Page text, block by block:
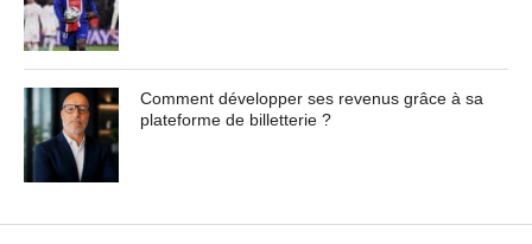
Comment développer ses revenus grâce à sa
plateforme de billetterie ?